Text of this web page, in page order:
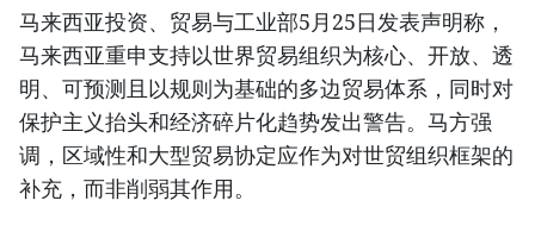
马来西亚投资、贸易与工业部5月25日发表声明称，
马来西亚重申支持以世界贸易组织为核心、开放、透
明、可预测且以规则为基础的多边贸易体系，同时对
保护主义抬头和经济碎片化趋势发出警告。马方强
调，区域性和大型贸易协定应作为对世贸组织框架的
补充，而非削弱其作用。